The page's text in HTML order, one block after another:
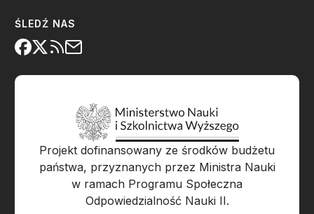
ŚLEDŹ NAS
Projekt dofinansowany ze środków budżetu
państwa, przyznanych przez Ministra Nauki
w ramach Programu Społeczna
Odpowiedzialność Nauki II.